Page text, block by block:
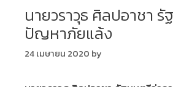
นายวราวุธ ศิลปอาชา
ปัญหาภัยแล้ง
24 เมษายน 2020 by